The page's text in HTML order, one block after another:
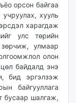
орсон байгаа
хууль
харагдаж
улс төрийн
улмаар
олон
байдалд энэ
бид эргэлзэж
байгууллага
бусаар шалгаж,